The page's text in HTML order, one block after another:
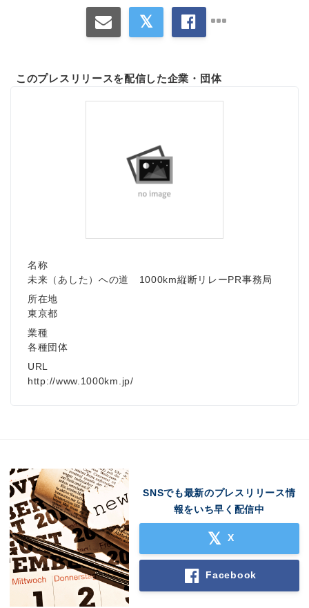
このプレスリリースを配信した企業・団体
名称
未来（あした）への道 1000km縦断リレーPR事務局
所在地
東京都
業種
各種団体
URL
http://www.1000km.jp/
SNSでも最新のプレスリリース情
報をいち早く配信中
X
Facebook